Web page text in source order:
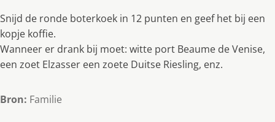
Snijd de ronde boterkoek in 12 punten en geef het bij een
kopje koffie.
Wanneer er drank bij moet: witte port Beaume de Venise,
een zoet Elzasser een zoete Duitse Riesling, enz.
Bron: Familie